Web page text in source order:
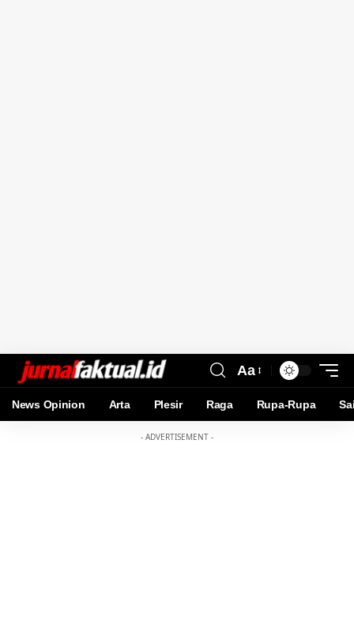
Aa
News Opinion Arta Plesir Raga Rupa-Rupa
- ADVERTISEMENT -